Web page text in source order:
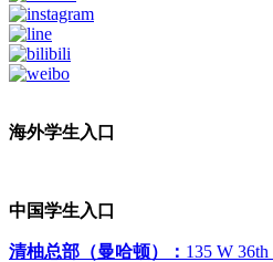
海外学生入口
中国学生入口
清柚总部（曼哈顿）： 135 W